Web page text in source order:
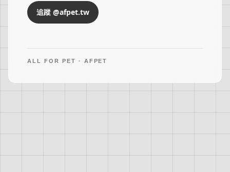
追蹤 @afpet.tw
ALL FOR PET · AFPET